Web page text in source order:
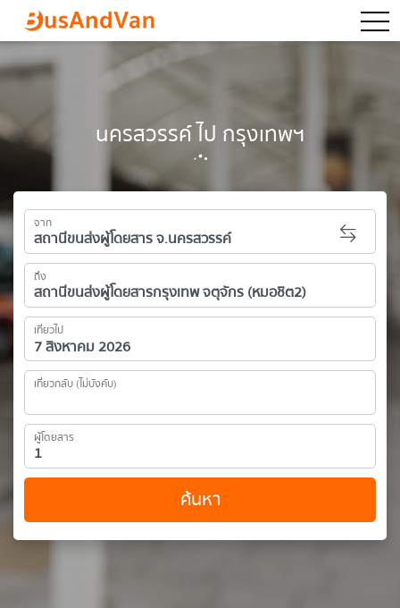
นครสวรรค์ ไป กรุงเทพฯ
จาก
ถึง
เที่ยวไป
เที่ยวกลับ (ไม่บังคับ)
ผู้โดยสาร
ค้นหา